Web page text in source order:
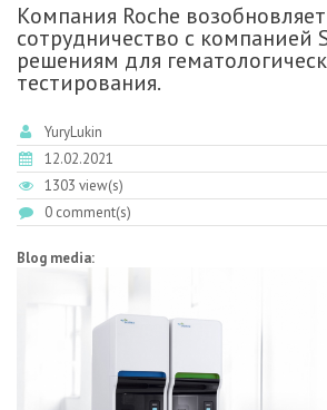
Компания Roche возобновляет
сотрудничество с компанией
решениям для
тестирования.
YuryLukin
12.02.2021
1303 view(s)
0 comment(s)
Blog media: